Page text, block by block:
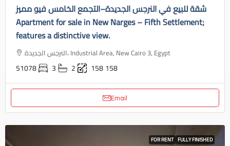
شقة للبيع في النرجس الجديدة–التجمع الخامس فيو مميز
Apartment for sale in New Narges – Fifth Settlement;
features a distinctive view.
النرجس الجديدة، Industrial Area, New Cairo 3, Egypt
51078 3 2 158158
Email
FOR RENT FULLY FINISHED